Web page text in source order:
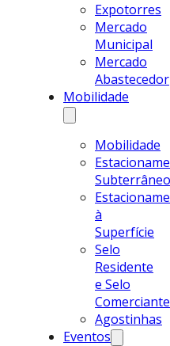
Expotorres
Mercado
Municipal
Mercado
Abastecedor
Mobilidade
Mobilidade
Subterrâneo
à
Superfície
Selo
Residente
e Selo
Comerciante
Agostinhas
Eventos